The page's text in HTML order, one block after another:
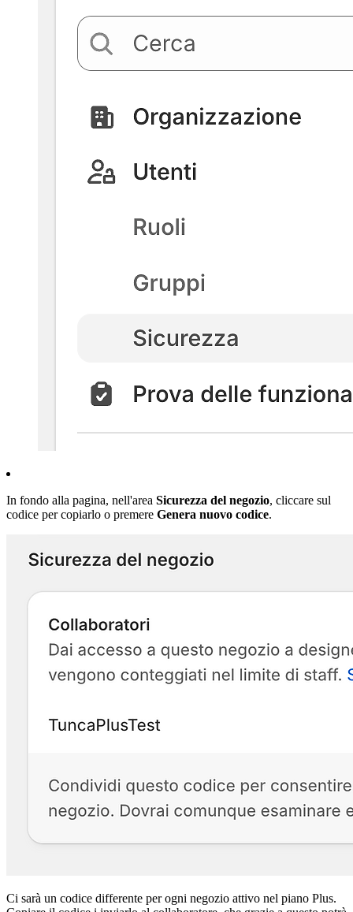
In fondo alla pagina, nell'area Sicurezza del negozio, cliccare sul
codice per copiarlo o premere Genera nuovo codice.
Ci sarà un codice differente per ogni negozio attivo nel piano Plus.